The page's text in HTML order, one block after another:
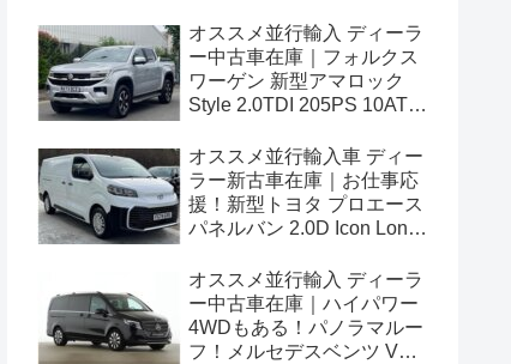
ドル
オススメ並行輸入 ディーラ
ー中古車在庫｜フォルクス
ワーゲン 新型アマロック
Style 2.0TDI 205PS 10AT
オススメ並行輸入車 ディー
ラー新古車在庫｜お仕事応
援！新型トヨタ プロエース
パネルバン 2.0D Icon Long
オススメ並行輸入 ディーラ
ー中古車在庫｜ハイパワー
4WDもある！パノラマルー
フ！メルセデスベンツ Vク